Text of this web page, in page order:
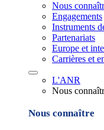
Nous
Engagements
Instruments
Partenariats
Europe et
Carrières et
L'ANR
Nous
Nous connaître